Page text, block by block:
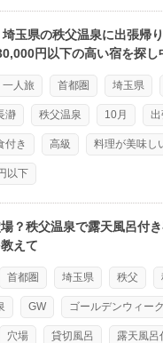
玉県の秩父温泉に出張帰
円以下の高い宿を探し
一人旅 首都圏 埼玉県
瀞 秩父温泉 10月 出
付き 高級 料理が美味し
以下
？秩父温泉で露天風呂付
えて
首都圏 埼玉県 秩父
GW ゴールデンウィーク
穴場 貸切風呂 露天風呂